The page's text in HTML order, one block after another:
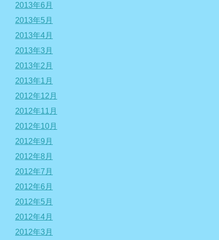
2013年6月
2013年5月
2013年4月
2013年3月
2013年2月
2013年1月
2012年12月
2012年11月
2012年10月
2012年9月
2012年8月
2012年7月
2012年6月
2012年5月
2012年4月
2012年3月